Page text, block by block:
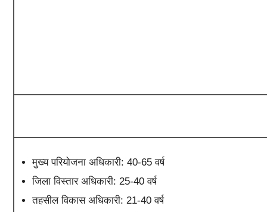
मुख्य परियोजना अधिकारी: 40-65 वर्ष
जिला विस्तार अधिकारी: 25-40 वर्ष
तहसील विकास अधिकारी: 21-40 वर्ष